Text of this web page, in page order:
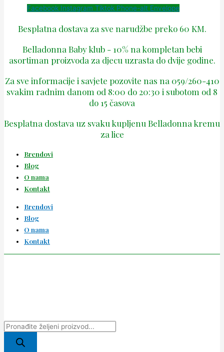
Facebook Instagram Tiktok Phone-alt Envelope
Besplatna dostava za sve narudžbe preko 60 KM.
Belladonna Baby klub - 10% na kompletan bebi
asortiman proizvoda za djecu uzrasta do dvije godine.
Za sve informacije i savjete pozovite nas na 059/260-410
svakim radnim danom od 8:00 do 20:30 i subotom od 8
do 15 časova
Besplatna dostava uz svaku kupljenu Belladonna kremu
za lice
Brendovi
Blog
O nama
Kontakt
Brendovi
Blog
O nama
Kontakt